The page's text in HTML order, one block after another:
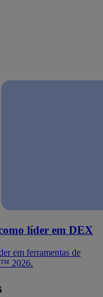
líder em DEX
em ferramentas de
2026.